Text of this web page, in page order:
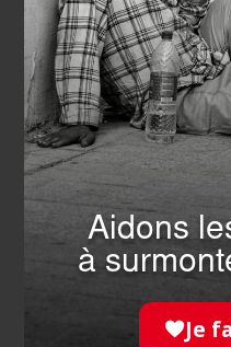
NOTRE PAGE
INSTAGRAM
NOTRE
Aidons
à
Je